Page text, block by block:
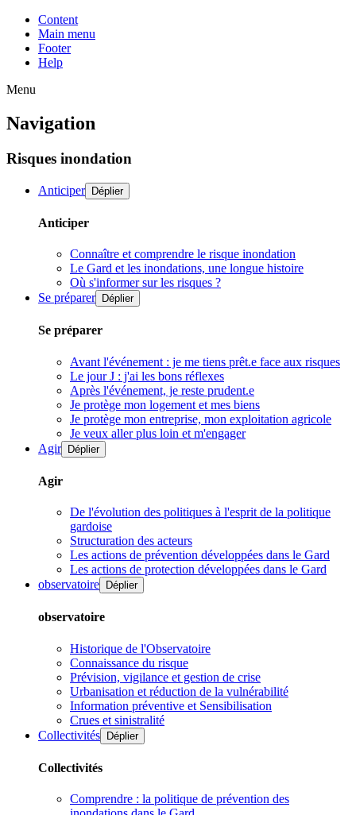
Content
Main menu
Footer
Help
Menu
Navigation
Risques inondation
Anticiper Déplier
Anticiper
Connaître et comprendre le risque inondation
Le Gard et les inondations, une longue histoire
Où s'informer sur les risques ?
Se préparer
Déplier
Se préparer
Avant l'événement : je me tiens prêt.e face aux risques
Le jour J : j'ai les bons réflexes
Après l'événement, je reste prudent.e
Je protège mon logement et mes biens
Je protège mon entreprise, mon exploitation agricole
Je veux aller plus loin et m'engager
Agir Déplier
Agir
De l'évolution des politiques à l'esprit de la politique
gardoise
Structuration des acteurs
Les actions de prévention développées dans le Gard
Les actions de protection développées dans le Gard
observatoire
Déplier
observatoire
Historique de l'Observatoire
Connaissance du risque
Prévision, vigilance et gestion de crise
Urbanisation et réduction de la vulnérabilité
Information préventive et Sensibilisation
Crues et sinistralité
Collectivités Déplier
Collectivités
Comprendre : la politique de prévention des